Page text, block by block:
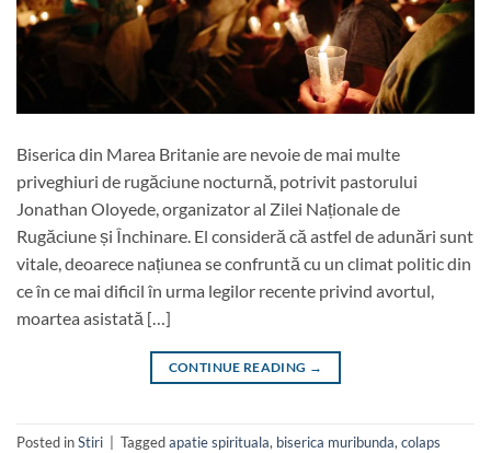
Biserica din Marea Britanie are nevoie de mai multe
priveghiuri de rugăciune nocturnă, potrivit pastorului
Jonathan Oloyede, organizator al Zilei Naționale de
Rugăciune și Închinare. El consideră că astfel de adunări sunt
vitale, deoarece națiunea se confruntă cu un climat politic din
ce în ce mai dificil în urma legilor recente privind avortul,
moartea asistată […]
CONTINUE READING →
Posted inStiri Taggedapatie spirituala, biserica muribunda, colaps